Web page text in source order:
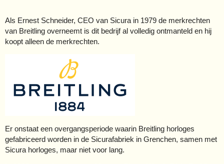
Als Ernest Schneider, CEO van Sicura in 1979 de merkrechten
van Breitling overneemt is dit bedrijf al volledig ontmanteld en hij
koopt alleen de merkrechten.
Er onstaat een overgangsperiode waarin Breitling horloges
gefabriceerd worden in de Sicurafabriek in Grenchen, samen met
Sicura horloges, maar niet voor lang.